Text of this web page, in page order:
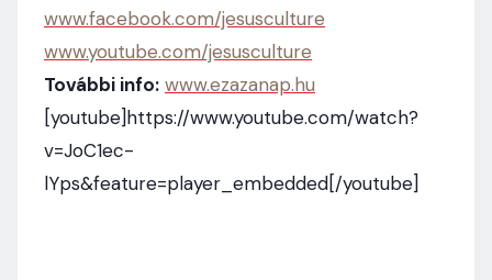
www.facebook.com/jesusculture
www.youtube.com/jesusculture
További info: www.ezazanap.hu
[youtube]https://www.youtube.com/watch?
v=JoC1ec-
lYps&feature=player_embedded[/youtube]